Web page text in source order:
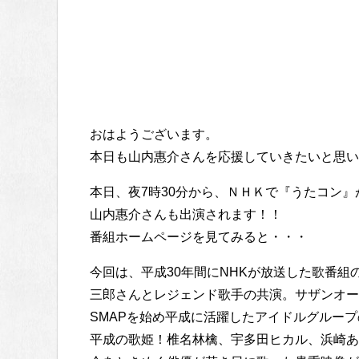
おはようございます。
本日も山内惠介さんを応援していきたいと思
本日、夜7時30分から、ＮＨＫで『うたコン』
山内惠介さんも出演されます！！
番組ホームページを見てみると・・・
今回は、平成30年間にNHKが放送した歌番組
三郎さんとレジェンド歌手の共演。サザンオ
SMAPを始め平成に活躍したアイドルグルー
平成の歌姫！椎名林檎、宇多田ヒカル、浜崎